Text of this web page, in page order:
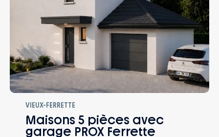
VIEUX-FERRETTE
Maisons 5 pièces avec
garage PROX Ferrette